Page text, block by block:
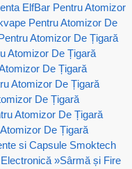
ElfBar Pentru Atomizor
Pentru Atomizor De
Atomizor De Țigară
Atomizor De Țigară
De Țigară
Atomizor De Țigară
De Țigară
Atomizor De Țigară
De Țigară
si Capsule Smoktech
»Sârmă și Fire